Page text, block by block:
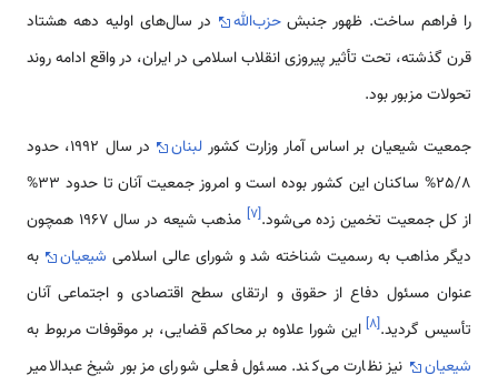
را فراهم ساخت. ظهور جنبشحزب‌الله
در سال‌های اولیه دهه هشتاد
قرن گذشته، تحت تأثیر پیروزی انقلاب اسلامی‌ در ایران، در واقع ادامه روند
تحولات مزبور بود.
جمعیت شیعیان بر اساس آمار وزارت کشور لبنان
در سال 1992، حدود
25/8% ساکنان این کشور بوده است و امروز جمعیت آنان تا حدود 33%
از کل جمعیت تخمین زده می‌شود.[۷]
مذهب شیعه در سال 1967 همچون
دیگر مذاهب به رسمیت شناخته شد و شورای عالی اسلامی‌ شیعیان
به
عنوان مسئول دفاع از حقوق و ارتقای سطح اقتصادی و اجتماعی آنان
تأسیس گردید.[۸]این شورا علاوه بر محاکم قضایی، بر موقوفات مربوط به
شیعیان
نیز نظارت می‌کند. مسئول فعلی شورای مزبور شیخ عبدالامیر